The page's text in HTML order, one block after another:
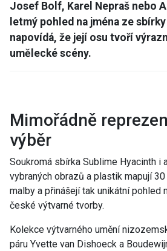
Josef Bolf, Karel Nepraš nebo
letmý pohled na jména ze
napovídá, že její osu tvoří
umělecké scény.
Mimořádně
výběr
Soukromá sbírka Sublime Hyacinth i
vybraných obrazů a plastik mapují
malby a přinášejí tak unikátní pohled
české výtvarné tvorby.
Kolekce výtvarného umění
páru Yvette van Dishoeck a